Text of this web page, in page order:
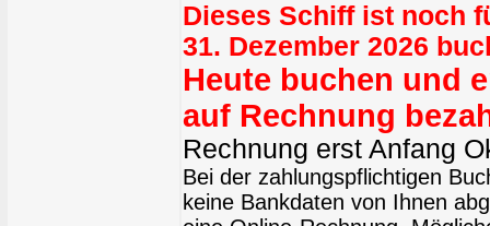
Dieses Schiff ist noch
31. Dezember 2026
Heute buchen und
auf Rechnung
Rechnung erst Anfang
Bei der zahlungspflichtigen
keine Bankdaten von Ihnen